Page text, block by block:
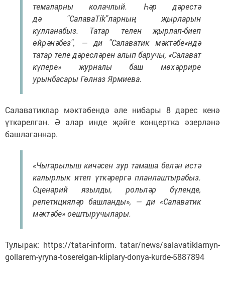
темаларны колачлый. Һәр дәрестә
дә "СалаваTik"ларның җырларын
кулланабыз. Татар телен җырлап-биеп
өйрәнәбез", — ди "Салаватик мәктәбе«ндә
татар теле дәресләрен алып баручы, «Салават
күпере» журналы баш мөхәррире
урынбасары Гөлназ Ярмиева.
Салаватиклар мәктәбендә әле нибары 8 дәрес кенә
үткәрелгән. Ә алар инде җәйге концертка әзерләнә
башлаганнар.
«Чыгарылыш кичәсен зур тамаша белән истә
калырлык итеп үткәрергә планлаштырабыз.
Сценарий язылды, рольләр бүленде,
репетицияләр башланды», — ди «Салаватик
мәктәбе» оештыручылары.
Тулырак: https://tatar-inform. tatar/news/salavatiklarnyn-
gollarem-yryna-toserelgan-kliplary-donya-kurde-5887894